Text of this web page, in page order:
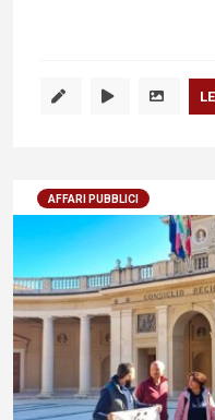
AFFARI PUBBLICI